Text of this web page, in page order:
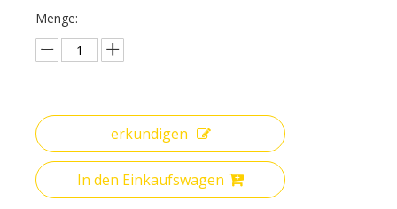
Menge:
erkundigen
In den Einkaufswagen